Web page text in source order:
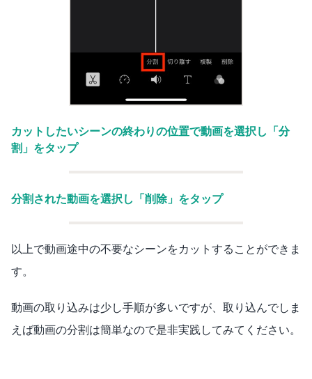
カットしたいシーンの終わりの位置で動画を選択し「分
割」をタップ
分割された動画を選択し「削除」をタップ
以上で動画途中の不要なシーンをカットすることができま
す。
動画の取り込みは少し手順が多いですが、取り込んでしま
えば動画の分割は簡単なので是非実践してみてください。